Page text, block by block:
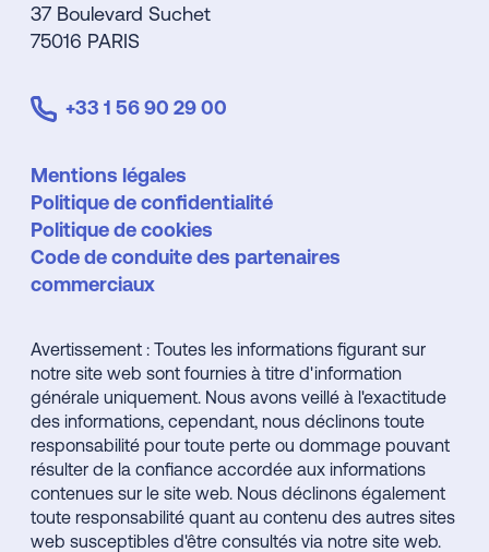
37 Boulevard Suchet
75016 PARIS
+33 1 56 90 29 00
Mentions légales
Politique de confidentialité
Politique de cookies
Code de conduite des partenaires
commerciaux
Avertissement : Toutes les informations figurant sur
notre site web sont fournies à titre d'information
générale uniquement. Nous avons veillé à l'exactitude
des informations, cependant, nous déclinons toute
responsabilité pour toute perte ou dommage pouvant
résulter de la confiance accordée aux informations
contenues sur le site web. Nous déclinons également
toute responsabilité quant au contenu des autres sites
web susceptibles d'être consultés via notre site web.